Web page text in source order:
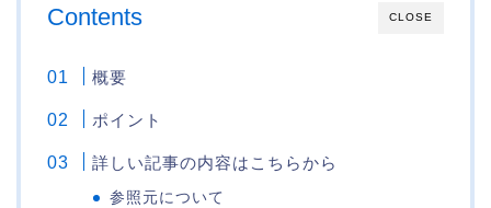
CLOSE
Contents
概要
ポイント
詳しい記事の内容はこちらから
参照元について